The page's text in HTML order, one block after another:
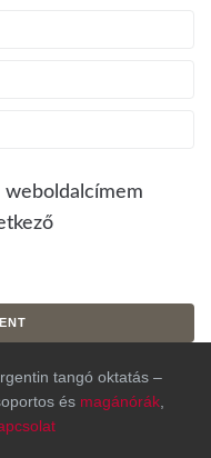
weboldalcímem
tangó oktatás –
és magánórák